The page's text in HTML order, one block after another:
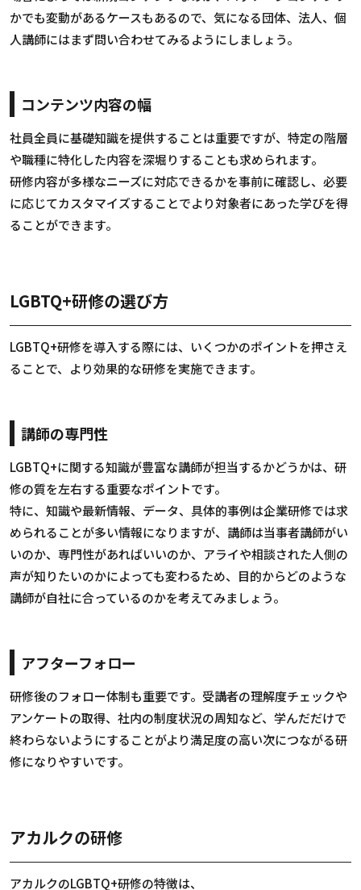
かでも変動があるケースもあるので、気になる団体、法人、個
人講師にはまず問い合わせてみるようにしましょう。
コンテンツ内容の幅
社員全員に基礎知識を提供することは重要ですが、特定の階層
や職種に特化した内容を深堀りすることも求められます。
研修内容が多様なニーズに対応できるかを事前に確認し、必要
に応じてカスタマイズすることでより対象者にあった学びを得
ることができます。
LGBTQ+研修の選び方
LGBTQ+研修を導入する際には、いくつかのポイントを押さえ
ることで、より効果的な研修を実施できます。
講師の専門性
LGBTQ+に関する知識が豊富な講師が担当するかどうかは、研
修の質を左右する重要なポイントです。
特に、知識や最新情報、データ、具体的事例は企業研修では求
められることが多い情報になりますが、講師は当事者講師がい
いのか、専門性があればいいのか、アライや相談された人側の
声が知りたいのかによっても変わるため、目的からどのような
講師が自社に合っているのかを考えてみましょう。
アフターフォロー
研修後のフォロー体制も重要です。受講者の理解度チェックや
アンケートの取得、社内の制度状況の周知など、学んだだけで
終わらないようにすることがより満足度の高い次につながる研
修になりやすいです。
アカルクの研修
アカルクのLGBTQ+研修の特徴は、